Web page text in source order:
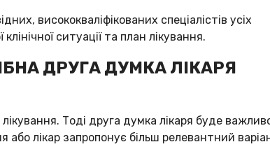
висококваліфікованих спеціалістів усіх
ситуації та план лікування.
ДРУГА ДУМКА ЛІКАРЯ
Тоді друга думка лікаря буде
або лікар запропонує більш релевантний